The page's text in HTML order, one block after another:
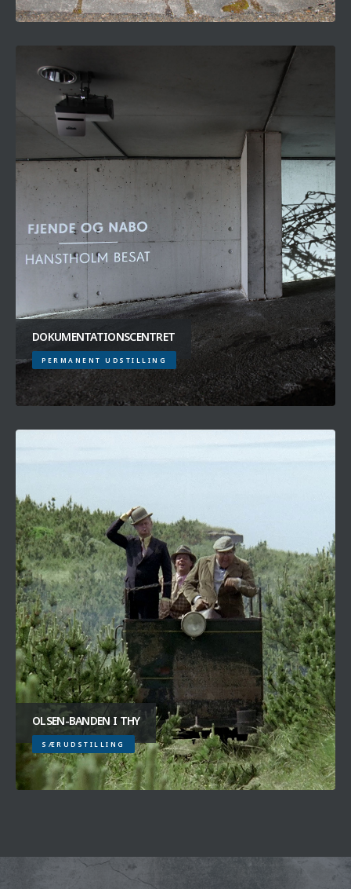
DOKUMENTATIONSCENTRET
PERMANENT UDSTILLING
OLSEN-BANDEN I THY
SÆRUDSTILLING